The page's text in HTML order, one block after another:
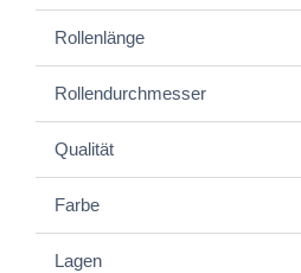
Rollenlänge
Rollendurchmesser
Qualität
Farbe
Lagen